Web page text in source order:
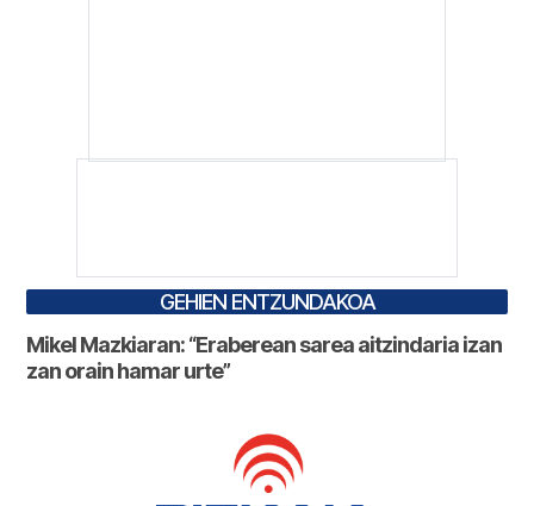
GEHIEN ENTZUNDAKOA
Mikel Mazkiaran: “Eraberean sarea aitzindaria izan
zan orain hamar urte”